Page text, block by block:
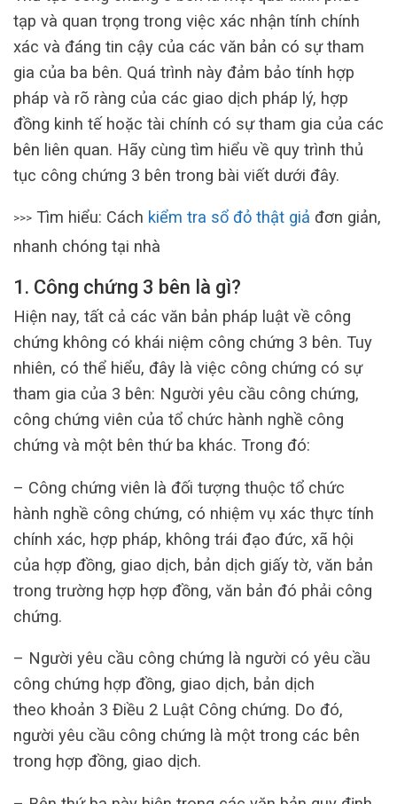
tạp và quan trọng trong việc xác nhận tính chính
xác và đáng tin cậy của các văn bản có sự tham
gia của ba bên. Quá trình này đảm bảo tính hợp
pháp và rõ ràng của các giao dịch pháp lý, hợp
đồng kinh tế hoặc tài chính có sự tham gia của các
bên liên quan. Hãy cùng tìm hiểu về quy trình thủ
tục công chứng 3 bên trong bài viết dưới đây.
>>> Tìm hiểu: Cách kiểm tra sổ đỏ thật giả đơn giản,
nhanh chóng tại nhà
1. Công chứng 3 bên là gì?
Hiện nay, tất cả các văn bản pháp luật về công
chứng không có khái niệm công chứng 3 bên. Tuy
nhiên, có thể hiểu, đây là việc công chứng có sự
tham gia của 3 bên: Người yêu cầu công chứng,
công chứng viên của tổ chức hành nghề công
chứng và một bên thứ ba khác. Trong đó:
– Công chứng viên là đối tượng thuộc tổ chức
hành nghề công chứng, có nhiệm vụ xác thực tính
chính xác, hợp pháp, không trái đạo đức, xã hội
của hợp đồng, giao dịch, bản dịch giấy tờ, văn bản
trong trường hợp hợp đồng, văn bản đó phải công
chứng.
– Người yêu cầu công chứng là người có yêu cầu
công chứng hợp đồng, giao dịch, bản dịch
theo khoản 3 Điều 2 Luật Công chứng. Do đó,
người yêu cầu công chứng là một trong các bên
trong hợp đồng, giao dịch.